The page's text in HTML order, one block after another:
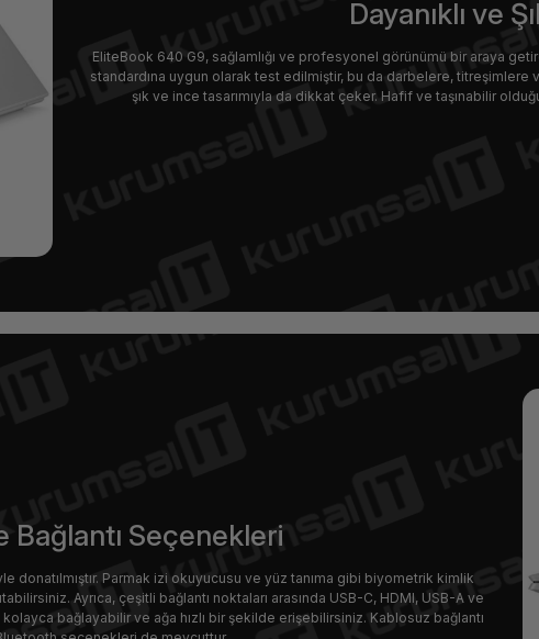
Dayanıklı ve
EliteBook 640 G9, sağlamlığı ve profesyonel görünümü bir araya
standardına uygun olarak test edilmiştir, bu da darbelere, titreşimlere
şık ve ince tasarımıyla da dikkat çeker. Hafif ve taşınabilir
Bağlantı Seçenekleri
donatılmıştır. Parmak izi okuyucusu ve yüz tanıma gibi biyometrik kimlik
Ayrıca, çeşitli bağlantı noktaları arasında USB-C, HDMI, USB-A ve
bağlayabilir ve ağa hızlı bir şekilde erişebilirsiniz. Kablosuz bağlantı